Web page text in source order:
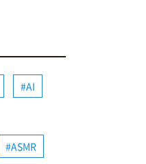
AI
ASMR